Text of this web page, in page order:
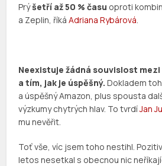
Prýšetří až 50 % času oproti
a Zeplin, říkáAdriana Rybárová
Neexistuje žádná souvislost
a tím, jak je úspěšný. Dokladem
a úspěšný Amazon, plus spousta
výzkumy chytrých hlav. To tvrdíJan
mu nevěřit.
Toť vše, víc jsem toho nestihl.
letos nesetkal s obecnou nic